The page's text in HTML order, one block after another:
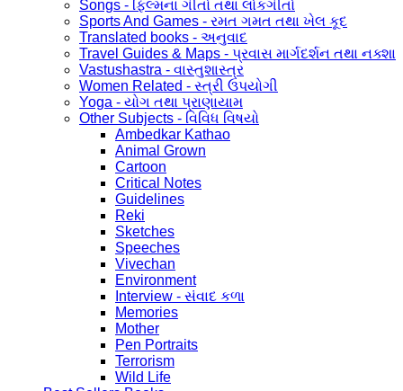
Songs - ફિલ્મના ગીતો તથા લોકગીતો
Sports And Games - રમત ગમત તથા ખેલ કૂદ
Translated books - અનુવાદ
Travel Guides & Maps - પ્રવાસ માર્ગદર્શન તથા નક્શા
Vastushastra - વાસ્તુશાસ્ત્ર
Women Related - સ્ત્રી ઉપયોગી
Yoga - યોગ તથા પ્રાણાયામ
Other Subjects - વિવિધ વિષયો
Ambedkar Kathao
Animal Grown
Cartoon
Critical Notes
Guidelines
Reki
Sketches
Speeches
Vivechan
Environment
Interview - સંવાદ કળા
Memories
Mother
Pen Portraits
Terrorism
Wild Life